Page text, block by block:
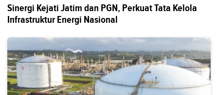
Sinergi Kejati Jatim dan PGN, Perkuat Tata Kelola
Infrastruktur Energi Nasional